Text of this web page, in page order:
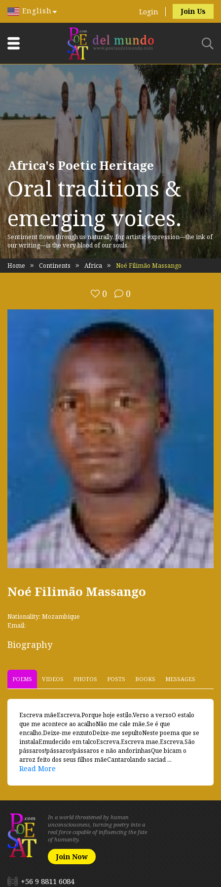
English Login Join Us
Africa's Poetic Heritage
Oral traditions &
emerging voices.
Sentiment flows through us naturally, for artistic expression—the ink of
our writing—is the very blood of our souls.
Home Continents Africa Noé Filimão Massango
0 0
Noé Filimão Massango
Nationality: Mozambique
Email:
Biography
POEMS VIDEOS PHOTOS POSTS BOOKS MESSAGES
Escreva mãeEscreva,Porque hoje estilo,Verso a versoO estalo
que me acontece ao acalhoNão me cale mãe,Se é que
encalho,Deixe-me enxutoDeixe-me sepultoNeste poema que se
instalaEmudecido em talcoEscreva,Escreva mae,Escreva,São
pássaros!pássaros!pássaros e não andorinhasQue bicam o
arroz feito dos seus filhos mãeCantarolando saciad ...
Read More
In a world threatened by human
unconsciousness, turning poetry into a
real force capable of influencing the fate
of humanity.
Join Now
+56 9 8811 6084